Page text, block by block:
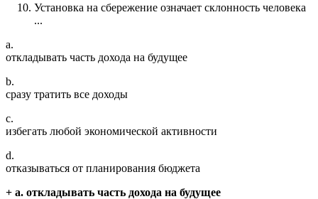
Установка на сбережение означает склонность человека
...
a.
откладывать часть дохода на будущее
b.
сразу тратить все доходы
c.
избегать любой экономической активности
d.
отказываться от планирования бюджета
+ a. откладывать часть дохода на будущее